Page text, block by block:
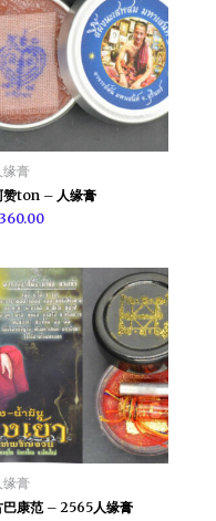
缘膏
赞ton – 人缘膏
360.00
缘膏
巴康范 – 2565人缘膏